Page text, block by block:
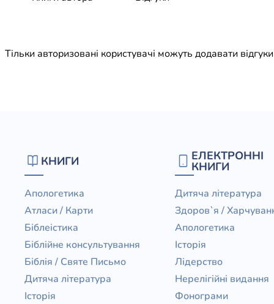
Тільки авторизовані користувачі можуть додавати відгуки
КНИГИ
Апологетика
Атласи / Карти
Біблеістика
Біблійне консультування
Біблія / Святе Письмо
Дитяча література
Історія
ЕЛЕКТРОННІ
КНИГИ
Дитяча література
Здоров`я /
Апологетика
Історія
Лідерство
Нерелігійні видання
Фонограми